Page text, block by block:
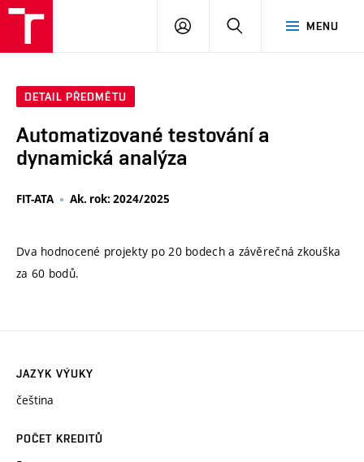
MENU
PŘIHLÁSIT
DETAIL PŘEDMĚTU
Automatizované testování a
dynamická analýza
FIT-ATA Ak. rok: 2024/2025
Dva hodnocené projekty po 20 bodech a závěrečná zkouška
za 60 bodů.
JAZYK VÝUKY
čeština
POČET KREDITŮ